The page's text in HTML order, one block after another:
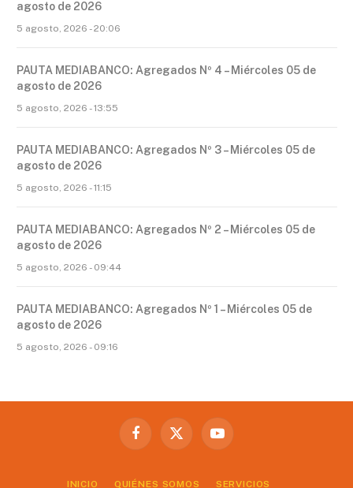
agosto de 2026
5 agosto, 2026 - 20:06
PAUTA MEDIABANCO: Agregados Nº 4 – Miércoles 05 de
agosto de 2026
5 agosto, 2026 - 13:55
PAUTA MEDIABANCO: Agregados Nº 3 – Miércoles 05 de
agosto de 2026
5 agosto, 2026 - 11:15
PAUTA MEDIABANCO: Agregados Nº 2 – Miércoles 05 de
agosto de 2026
5 agosto, 2026 - 09:44
PAUTA MEDIABANCO: Agregados Nº 1 – Miércoles 05 de
agosto de 2026
5 agosto, 2026 - 09:16
Facebook
X
YouTube
INICIO QUIÉNES SOMOS SERVICIOS